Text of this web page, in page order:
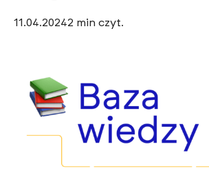
11.04.20242 min czyt.